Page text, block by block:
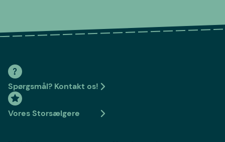
Spørgsmål? Kontakt os!
Vores Storsælgere